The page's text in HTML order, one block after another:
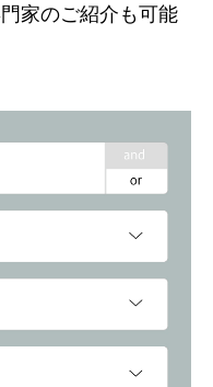
家のご紹介も可能